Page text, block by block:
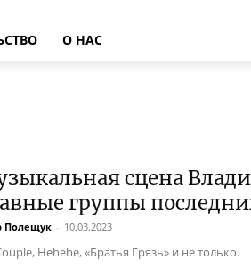
О НАС
сцена
группы
Полещук - 10.03.2023
Hehehe, «Братья Грязь» и не только.